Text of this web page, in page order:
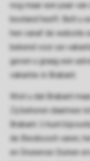
nog maar een paar
bestand heeft. Belt u
hen vanaf de website
bekend voor uw
geven u graag een
vakantie in Brabant.
Wist u dat Brabant
Zij behoren daarmee
Brabant. U kunt
de Biesbosch varen,
en Drunense Duinen